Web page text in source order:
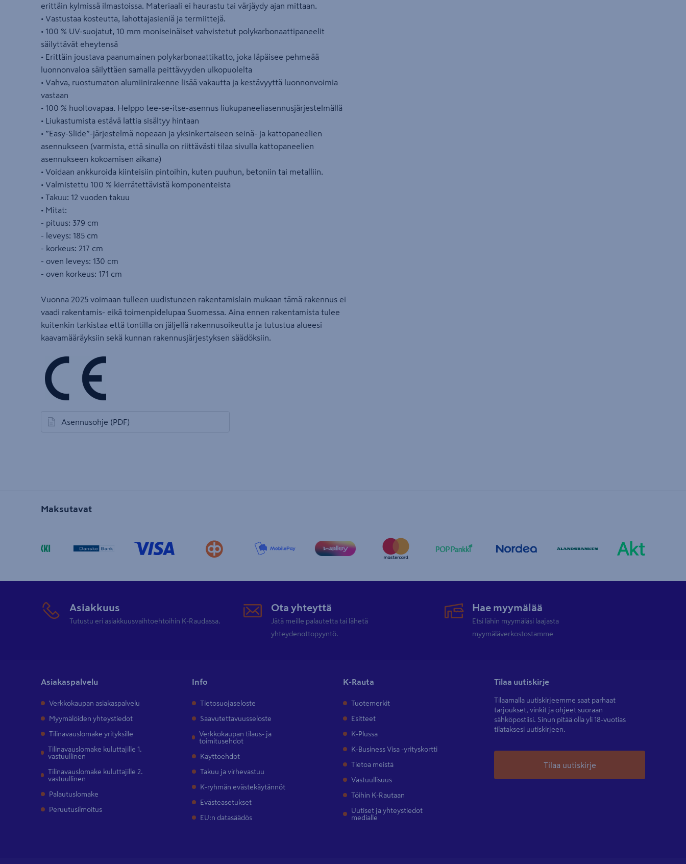
erittäin kylmissä ilmastoissa. Materiaali ei haurastu tai värjäydy ajan mittaan.
• Vastustaa kosteutta, lahottajasieniä ja termiittejä.
• 100 % UV-suojatut, 10 mm moniseinäiset vahvistetut polykarbonaattipaneelit
säilyttävät eheytensä
• Erittäin joustava paanumainen polykarbonaattikatto, joka läpäisee pehmeää
luonnonvaloa säilyttäen samalla peittävyyden ulkopuolelta
• Vahva, ruostumaton alumiinirakenne lisää vakautta ja kestävyyttä luonnonvoimia
vastaan
• 100 % huoltovapaa. Helppo tee-se-itse-asennus liukupaneeliasennusjärjestelmällä
• Liukastumista estävä lattia sisältyy hintaan
• ”Easy-Slide”-järjestelmä nopeaan ja yksinkertaiseen seinä- ja kattopaneelien
asennukseen (varmista, että sinulla on riittävästi tilaa sivulla kattopaneelien
asennukseen kokoamisen aikana)
• Voidaan ankkuroida kiinteisiin pintoihin, kuten puuhun, betoniin tai metalliin.
• Valmistettu 100 % kierrätettävistä komponenteista
• Takuu: 12 vuoden takuu
• Mitat:
- pituus: 379 cm
- leveys: 185 cm
- korkeus: 217 cm
- oven leveys: 130 cm
- oven korkeus: 171 cm
Vuonna 2025 voimaan tulleen uudistuneen rakentamislain mukaan tämä rakennus ei
vaadi rakentamis- eikä toimenpidelupaa Suomessa. Aina ennen rakentamista tulee
kuitenkin tarkistaa että tontilla on jäljellä rakennusoikeutta ja tutustua alueesi
kaavamääräyksiin sekä kunnan rakennusjärjestyksen säädöksiin.
Asennusohje (PDF)
avautuu uuteen välilehteen
Maksutavat
Asiakkuus
Tutustu eri asiakkuusvaihtoehtoihin K-Raudassa.
Ota yhteyttä
Jätä meille palautetta tai lähetä
yhteydenottopyyntö.
Hae myymälää
Etsi lähin myymäläsi laajasta
myymäläverkostostamme
Asiakaspalvelu
Verkkokaupan asiakaspalvelu
Myymälöiden yhteystiedot
Tilinavauslomake yrityksille
Tilinavauslomake kuluttajille 1.
vastuullinen
Tilinavauslomake kuluttajille 2.
vastuullinen
Palautuslomake
Peruutusilmoitus
Info
Tietosuojaseloste
Saavutettavuusseloste
Verkkokaupan tilaus- ja
toimitusehdot
Käyttöehdot
Takuu ja virhevastuu
K-ryhmän evästekäytännöt
Evästeasetukset
EU:n datasäädös
K-Rauta
Tuotemerkit
Esitteet
K-Plussa
K-Business Visa -yrityskortti
Tietoa meistä
Vastuullisuus
Töihin K-Rautaan
Uutiset ja yhteystiedot
medialle
Tilaa uutiskirje
Tilaamalla uutiskirjeemme saat parhaat
tarjoukset, vinkit ja ohjeet suoraan
sähköpostiisi. Sinun pitää olla yli 18-vuotias
tilataksesi uutiskirjeen.
Tilaa uutiskirje